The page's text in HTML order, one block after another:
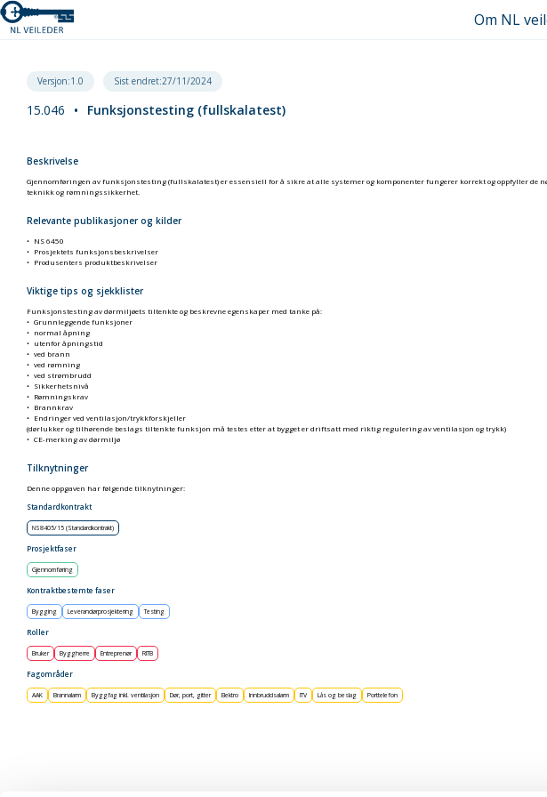
Om NL
Versjon:1.0 Sist endret:27/11/2024
15.046 • Funksjonstesting (fullskalatest)
Beskrivelse
Gjennomføringen av funksjonstesting (fullskalatest) er essensiell for å sikre at alle systemer og komponenter fungerer korrekt og oppfyller
teknikk og rømningssikkerhet.
Relevante publikasjoner og kilder
NS 6450
Prosjektets funksjonsbeskrivelser
Produsenters produktbeskrivelser
Viktige tips og sjekklister
Funksjonstesting av dørmiljøets tiltenkte og beskrevne egenskaper med tanke på:
Grunnleggende funksjoner
normal åpning
utenfor åpningstid
ved brann
ved rømning
ved strømbrudd
Sikkerhetsnivå
Rømningskrav
Brannkrav
Endringer ved ventilasjon/trykkforskjeller
(dørlukker og tilhørende beslags tiltenkte funksjon må testes etter at bygget er driftsatt med riktig regulering av ventilasjon og trykk)
CE-merking av dørmiljø
Tilknytninger
Denne oppgaven har følgende tilknytninger:
Standardkontrakt
NS8405/15 (Standardkontrakt)
Prosjektfaser
Gjennomføring
Kontraktbestemte faser
Bygging Leverandørprosjektering Testing
Roller
Bruker Byggherre Entreprenør RITB
Fagområder
AAK Brannalarm Byggfag inkl. ventilasjon Dør, port, gitter Elektro Innbruddsalarm ITV Lås og beslag Porttelefon